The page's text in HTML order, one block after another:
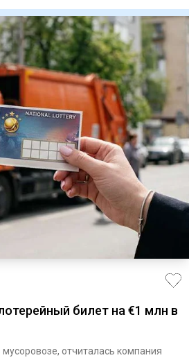
билет на €1 млн в
отчиталась компания